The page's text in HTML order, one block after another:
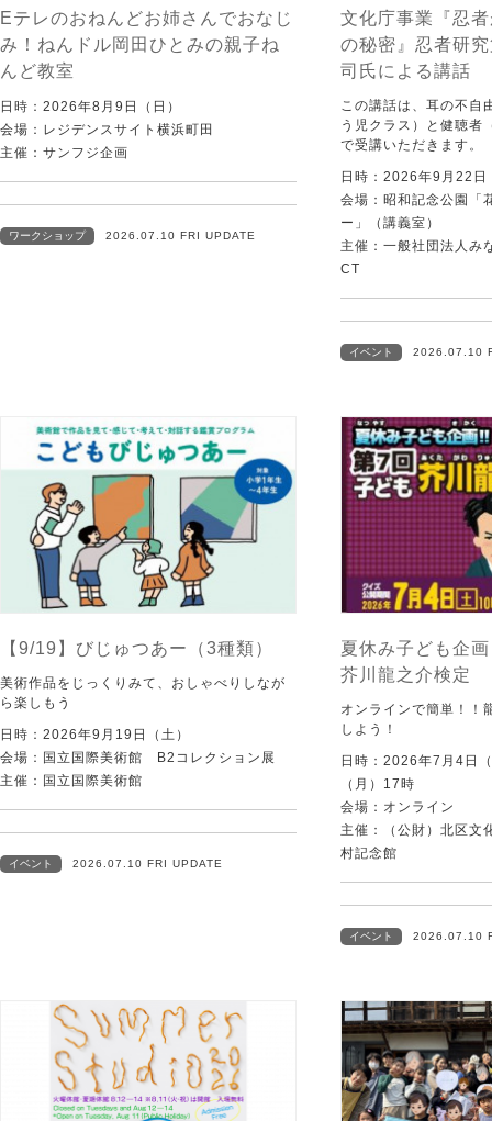
Eテレのおねんどお姉さんでおなじ
み！ねんドル岡田ひとみの親子ね
んど教室
日時：2026年8月9日（日）
会場：レジデンスサイト横浜町田
主催：サンフジ企画
ワークショップ 2026.07.10 FRI UPDATE
文化庁事業『忍
の秘密』忍者研
司氏による講話
この講話は、耳の不自
う児クラス）と健聴者
で受講いただきます。
日時：2026年9月22日
会場：昭和記念公園「
ー」（講義室）
主催：一般社団法人み
CT
イベント 2026.07.10
【9/19】びじゅつあー（3種類）
美術作品をじっくりみて、おしゃべりしなが
ら楽しもう
日時：2026年9月19日（土）
会場：国立国際美術館 B2コレクション展
主催：国立国際美術館
イベント 2026.07.10 FRI UPDATE
夏休み子ども企
芥川龍之介検定
オンラインで簡単！！
しよう！
日時：2026年7月4日
（月）17時
会場：オンライン
主催：（公財）北区
村記念館
イベント 2026.07.10